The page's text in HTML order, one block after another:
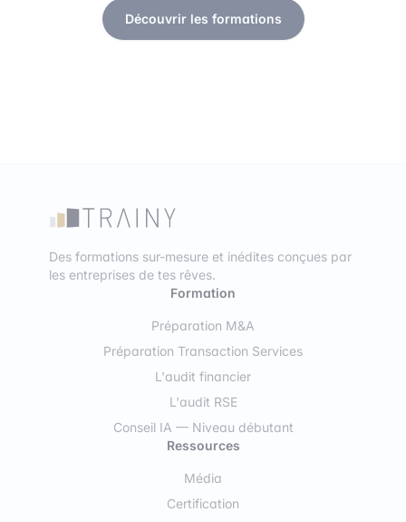
Découvrir les formations
Des formations sur-mesure et inédites conçues par
les entreprises de tes rêves.
Formation
Préparation M&A
Préparation Transaction Services
L'audit financier
L'audit RSE
Conseil IA — Niveau débutant
Ressources
Média
Certification